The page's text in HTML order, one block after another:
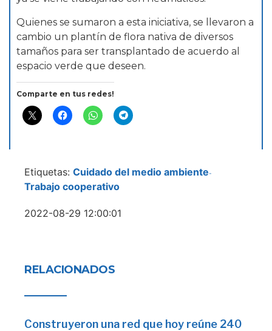
Quienes se sumaron a esta iniciativa, se llevaron a
cambio un plantín de flora nativa de diversos
tamaños para ser transplantado de acuerdo al
espacio verde que deseen.
Comparte en tus redes!
Etiquetas: Cuidado del medio ambiente-
Trabajo cooperativo
2022-08-29 12:00:01
RELACIONADOS
Construyeron una red que hoy reúne 240